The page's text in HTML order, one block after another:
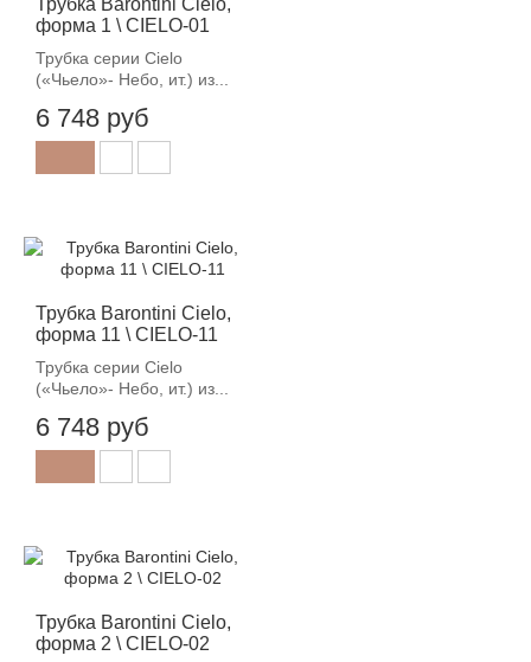
Трубка Barontini Cielo,
форма 1 \ CIELO-01
Трубка серии Cielo
(«Чьело»- Небо, ит.) из...
6 748 руб
Трубка Barontini Cielo,
форма 11 \ CIELO-11
Трубка серии Cielo
(«Чьело»- Небо, ит.) из...
6 748 руб
Трубка Barontini Cielo,
форма 2 \ CIELO-02